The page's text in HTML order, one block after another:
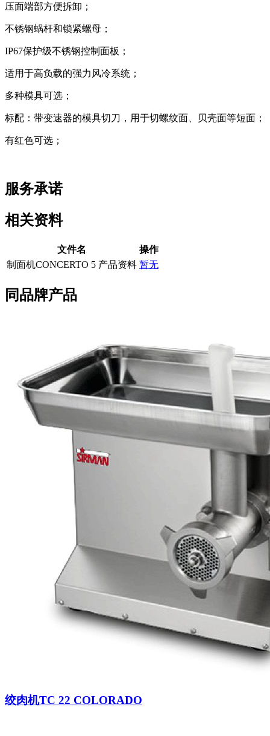
压面端部方便拆卸；
不锈钢蜗杆和锁紧螺母；
IP67保护级不锈钢控制面板；
适用于高负载的强力风冷系统；
多种模具可选；
标配：带变速器的模具切刀，用于切螺纹面、贝壳面等短面；
有红色可选；
服务承诺
相关资料
文件名
操作
制面机CONCERTO 5 产品资料 暂无
同品牌产品
绞肉机TC 22 COLORADO